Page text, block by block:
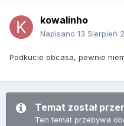
kowalinho
Napisano 13 Sierpień
Podkucie obcasa, pewnie
Temat został
Ten temat przebywa